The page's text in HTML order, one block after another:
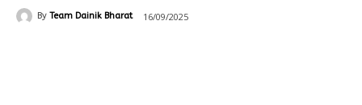
By Team Dainik Bharat 16/09/2025